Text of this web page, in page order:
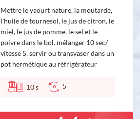
Mettre le yaourt nature, la moutarde,
l'huile de tournesol, le jus de citron, le
miel, le jus de pomme, le sel et le
poivre dans le bol. mélanger 10 sec/
vitesse 5. servir ou transvaser dans un
pot hermétique au réfrigérateur
10s 5